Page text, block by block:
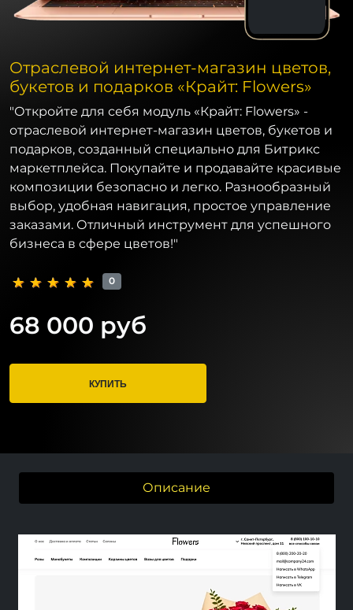
Отраслевой интернет-магазин цветов,
букетов и подарков «Крайт: Flowers»
"Откройте для себя модуль «Крайт: Flowers» -
отраслевой интернет-магазин цветов, букетов и
подарков, созданный специально для Битрикс
маркетплейса. Покупайте и продавайте красивые
композиции безопасно и легко. Разнообразный
выбор, удобная навигация, простое управление
заказами. Отличный инструмент для успешного
бизнеса в сфере цветов!"
0
68 000 руб
КУПИТЬ
Описание